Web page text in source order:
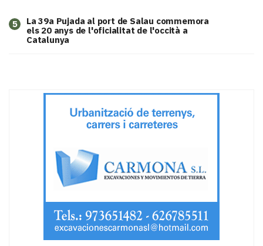
5
​La 39a Pujada al port de Salau commemora
els 20 anys de l'oficialitat de l'occità a
Catalunya